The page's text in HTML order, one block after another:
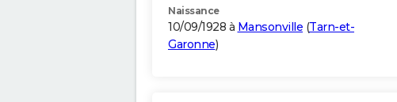
Naissance
10/09/1928 à Mansonville (Tarn-et-
Garonne)